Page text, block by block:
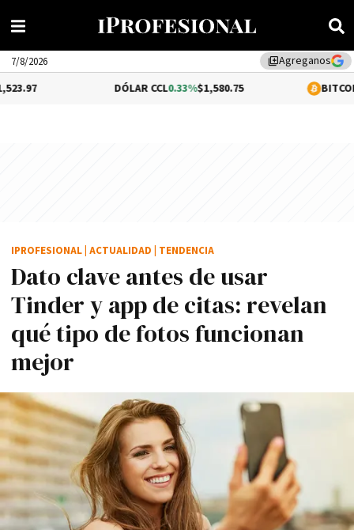
library_addAgreganos
7/8/2026
0.33%$1,580.75 0.86%
Dato clave antes de usar
Tinder y app de citas: revelan
qué tipo de fotos funcionan
mejor
IPROFESIONAL ACTUALIDAD TENDENCIA